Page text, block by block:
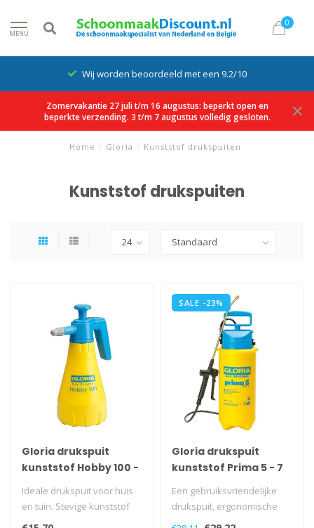
MENU
0
Wij worden beoordeeld met een 9.2/10
Zomervakantie 27 juli t/m 16 augustus: beperkt open en
beperkte verzending. 3 t/m 7 augustus volledig gesloten.
Home / Gloria / Kunststof drukspuiten
Kunststof drukspuiten
Gloria drukspuit
kunststof Hobby 100 -
1 liter
Ideale drukspuit voor huis
en tuin. Stevige kunststof
tank, verstelbaar sproeibe..
SALE -23%
Gloria drukspuit
kunststof Prima 5 - 7
Een gebruiksvriendelijke
drukspuit, ergonomische
knijpkraan, messing